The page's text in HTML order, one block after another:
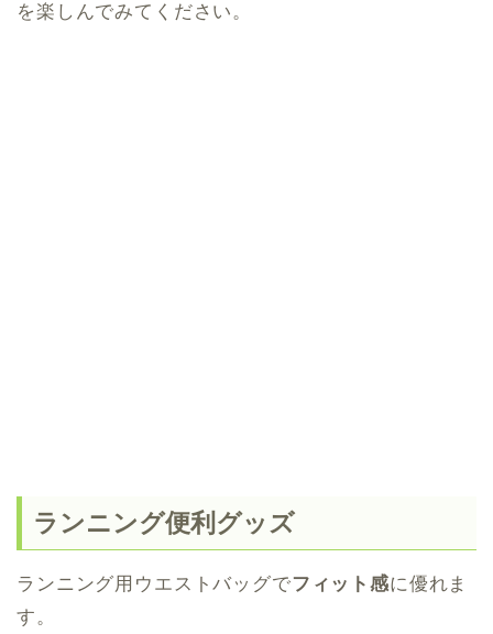
を楽しんでみてください。
ランニング便利グッズ
ランニング用ウエストバッグでフィット感に優れま
す。